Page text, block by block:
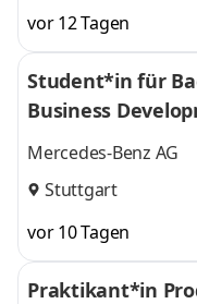
vor 12 Tagen
Student*in für
Business
Mercedes-Benz AG
Stuttgart
vor 10 Tagen
Praktikant*in